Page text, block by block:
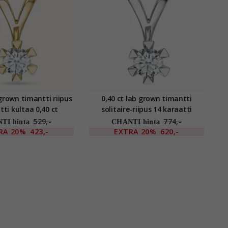
timantti riipus
kultaa 0,40 ct
hinta 529,-
20% 423,-
0,40 ct lab grown timantti
solitaire-riipus 14 karaatti
valkokultaa 0,40 ct
CHANTI hinta 774,-
EXTRA 20% 620,-